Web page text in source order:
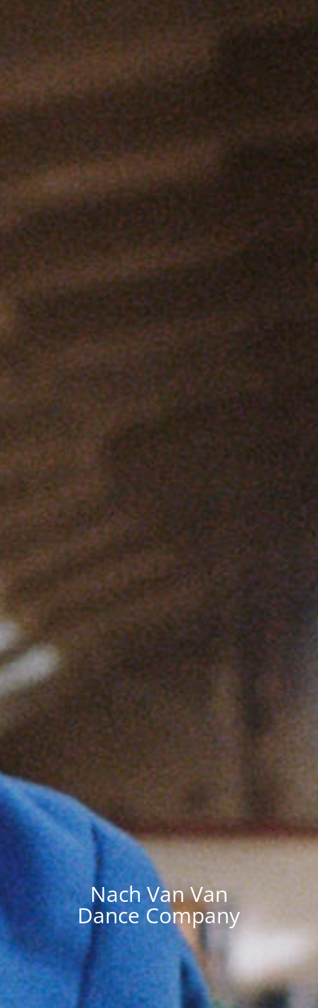
Nach Van Van
Dance Company